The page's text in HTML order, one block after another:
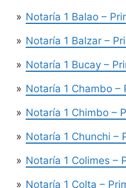
Notaría 1 Balao –
Notaría 1 Balzar –
Notaría 1 Bucay –
Notaría 1 Chambo –
Notaría 1 Chimbo –
Notaría 1 Chunchi –
Notaría 1 Colimes –
Notaría 1 Colta –